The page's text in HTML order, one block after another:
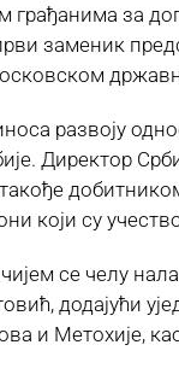
за
заменик
развоју
Директор
који су
се челу
додајући
и Метохије,